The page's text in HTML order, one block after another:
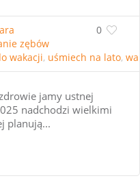
0
zębów
wakacji, uśmiech na lato,
jamy ustnej
nadchodzi wielkimi
planują...